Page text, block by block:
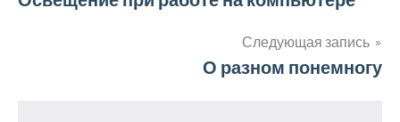
Следующая запись
О разном понемногу